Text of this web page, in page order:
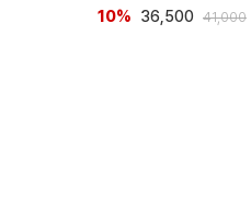
10% 36,500 41,000